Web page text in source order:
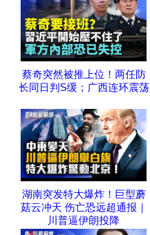
蔡奇突然被推上位！两任防
长同日判S缓；广西连环震荡
湖南突发特大爆炸！巨型蘑
菇云冲天 伤亡恐远超通报｜
川普逼伊朗投降